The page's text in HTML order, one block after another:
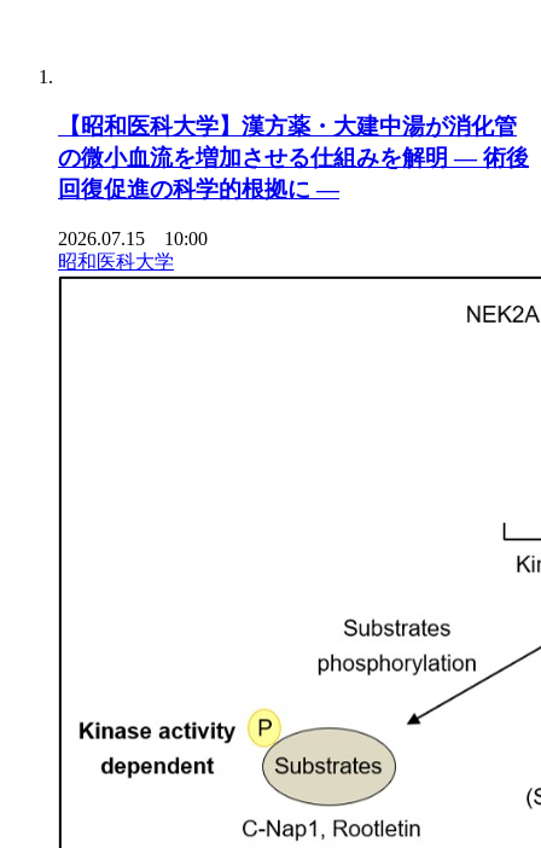
【昭和医科大学】漢方薬・大建中湯が消化管
の微小血流を増加させる仕組みを解明 ― 術後
回復促進の科学的根拠に ―
2026.07.15 10:00
昭和医科大学